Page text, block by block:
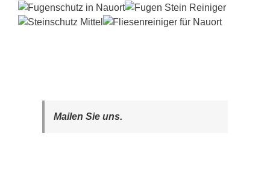
Mailen Sie uns.